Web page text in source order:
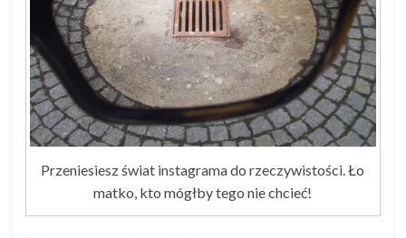
Przeniesiesz świat instagrama do rzeczywistości. Ło
matko, kto mógłby tego nie chcieć!